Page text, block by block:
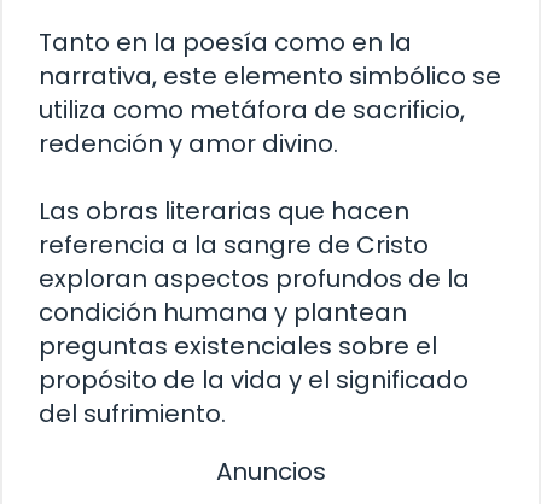
Tanto en la poesía como en la
narrativa, este elemento simbólico se
utiliza como metáfora de sacrificio,
redención y amor divino.
Las obras literarias que hacen
referencia a la sangre de Cristo
exploran aspectos profundos de la
condición humana y plantean
preguntas existenciales sobre el
propósito de la vida y el significado
del sufrimiento.
Anuncios